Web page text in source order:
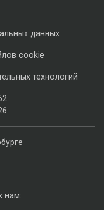
данных
cookie
технологий
нам: